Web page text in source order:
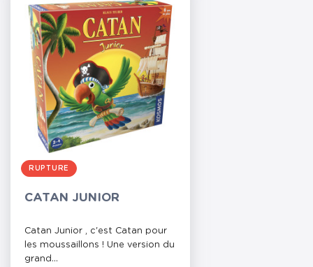
RUPTURE
CATAN JUNIOR
Catan Junior , c'est Catan pour
les moussaillons ! Une version du
grand...